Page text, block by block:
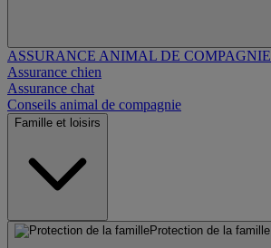
ASSURANCE ANIMAL DE COMPAGNIE
Assurance chien
Assurance chat
Conseils animal de compagnie
Famille et loisirs
Protection de la famille